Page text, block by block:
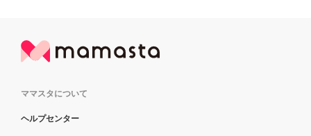
ママスタについて
ヘルプセンター